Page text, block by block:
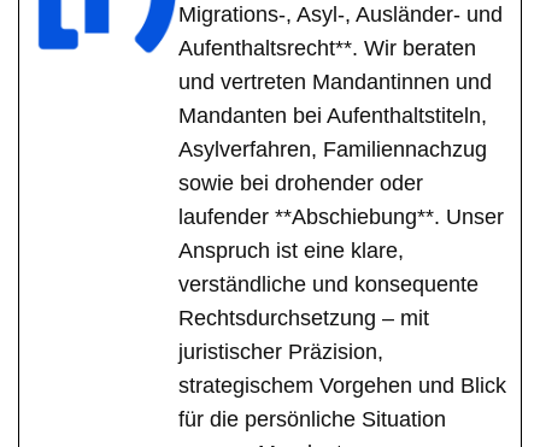
Migrations-, Asyl-, Ausländer- und
Aufenthaltsrecht**. Wir beraten
und vertreten Mandantinnen und
Mandanten bei Aufenthaltstiteln,
Asylverfahren, Familiennachzug
sowie bei drohender oder
laufender **Abschiebung**. Unser
Anspruch ist eine klare,
verständliche und konsequente
Rechtsdurchsetzung – mit
juristischer Präzision,
strategischem Vorgehen und Blick
für die persönliche Situation